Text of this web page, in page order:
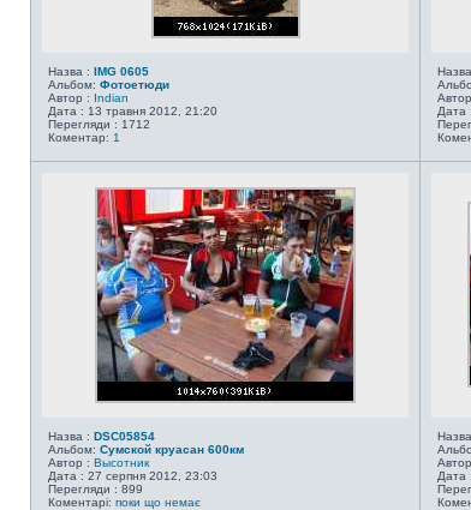
Назва : IMG 0605
Альбом: Фотоетюди
Автор : Indian
Дата : 13 травня 2012, 21:20
Перегляди : 1712
Коментар: 1
Дата
Назва : DSC05854
Альбом: Сумской круасан 600км
Автор : Высотник
Дата : 27 серпня 2012, 23:03
Перегляди : 899
Коментарі: поки що немає
Дата